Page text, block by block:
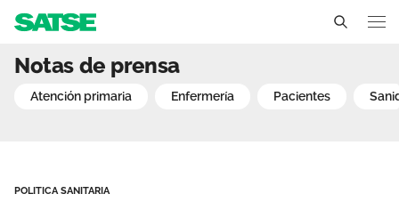
Delegados Sindicales
Región de Murcia
El Sindicato de
Notas de prensa
atención primaria enfermería pacientes
POLITICA SANITARIA